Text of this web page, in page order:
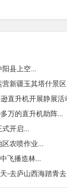
县上空...
新疆玉其塔什景
直升机开展静展活
万的直升机助阵...
式开启...
农喷作业...
飞播造林...
-去庐山西海踏青